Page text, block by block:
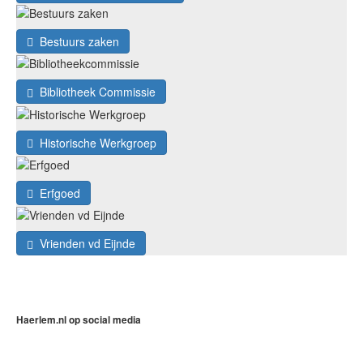
Bestuurs zaken
Bibliotheek Commissie
Historische Werkgroep
Erfgoed
Vrienden vd Eijnde
Haerlem.nl op social media